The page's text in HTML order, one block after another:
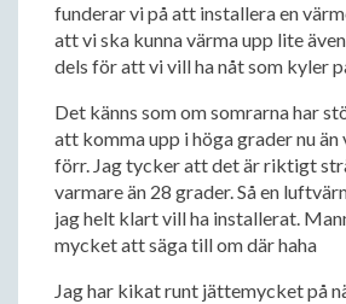
funderar vi på att installera en
att vi ska kunna värma upp lite
dels för att vi vill ha nåt som kyler
Det känns som om somrarna har
att komma upp i höga grader nu
förr. Jag tycker att det är riktigt
varmare än 28 grader. Så en
jag helt klart vill ha installerat.
mycket att säga till om där haha
Jag har kikat runt jättemycket på